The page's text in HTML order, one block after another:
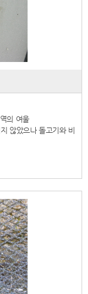
의 여울
않았으나 돌고기와 비